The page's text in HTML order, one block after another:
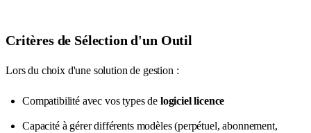
Critères de Sélection d'un Outil
Lors du choix d'une solution de gestion :
Compatibilité avec vos types de logiciel licence
Capacité à gérer différents modèles (perpétuel, abonnement,